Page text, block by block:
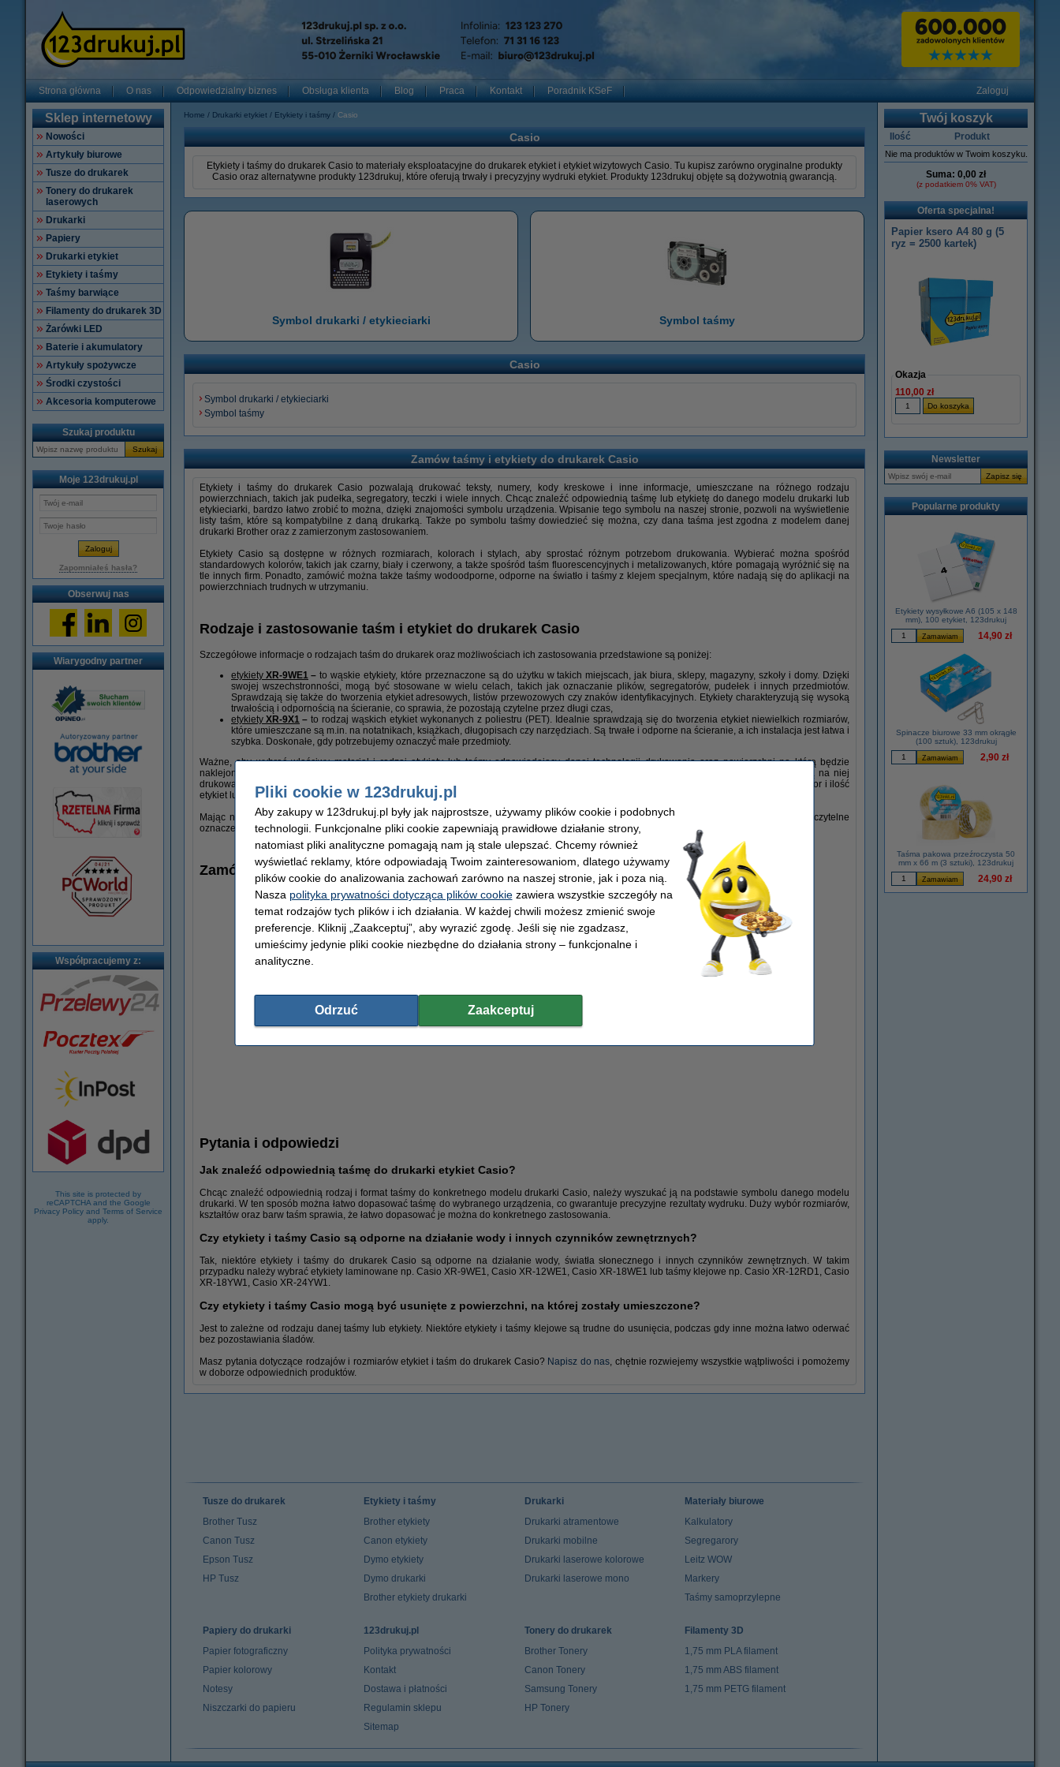
Strona główna O nas Odpowiedzialny biznes Obsługa klienta Blog Praca Kontakt Poradnik KSeF Zaloguj
Sklep internetowy
Nowości
Artykuły biurowe
Tusze do drukarek
Tonery do drukarek
laserowych
Drukarki
Papiery
Drukarki etykiet
Etykiety i taśmy
Taśmy barwiące
Filamenty do drukarek 3D
Żarówki LED
Baterie i akumulatory
Artykuły spożywcze
Środki czystości
Akcesoria komputerowe
Szukaj produktu
Szukaj
Moje 123drukuj.pl
Zapomniałeś hasła?
Obserwuj nas
Wiarygodny partner
Współpracujemy z:
This site is protected by
reCAPTCHA and the Google
Privacy Policy and Terms of Service
apply.
Home Drukarki etykiet Etykiety i taśmy Casio
Casio
Etykiety i taśmy do drukarek Casio to materiały eksploatacyjne do drukarek etykiet i etykiet wizytowych Casio. Tu kupisz zarówno oryginalne produkty
Casio oraz alternatywne produkty 123drukuj, które oferują trwały i precyzyjny wydruki etykiet. Produkty 123drukuj objęte są dożywotnią gwarancją.
Symbol drukarki / etykieciarki Symbol taśmy
Casio
Symbol drukarki / etykieciarki
Symbol taśmy
Zamów taśmy i etykiety do drukarek Casio
Etykiety i taśmy do drukarek Casio pozwalają drukować teksty, numery, kody kreskowe i inne informacje, umieszczane na różnego rodzaju
powierzchniach, takich jak pudełka, segregatory, teczki i wiele innych. Chcąc znaleźć odpowiednią taśmę lub etykietę do danego modelu drukarki lub
etykieciarki, bardzo łatwo zrobić to można, dzięki znajomości symbolu urządzenia. Wpisanie tego symbolu na naszej stronie, pozwoli na wyświetlenie
listy taśm, które są kompatybilne z daną drukarką. Także po symbolu taśmy dowiedzieć się można, czy dana taśma jest zgodna z modelem danej
drukarki Brother oraz z zamierzonym zastosowaniem.
Etykiety Casio są dostępne w różnych rozmiarach, kolorach i stylach, aby sprostać różnym potrzebom drukowania. Wybierać można spośród
standardowych kolorów, takich jak czarny, biały i czerwony, a także spośród taśm fluorescencyjnych i metalizowanych, które pomagają wyróżnić się na
tle innych firm. Ponadto, zamówić można także taśmy wodoodporne, odporne na światło i taśmy z klejem specjalnym, które nadają się do aplikacji na
powierzchniach trudnych w utrzymaniu.
Rodzaje i zastosowanie taśm i etykiet do drukarek Casio
Szczegółowe informacje o rodzajach taśm do drukarek oraz możliwościach ich zastosowania przedstawione są poniżej:
etykiety XR-9WE1 – to wąskie etykiety, które przeznaczone są do użytku w takich miejscach, jak biura, sklepy, magazyny, szkoły i domy. Dzięki
swojej wszechstronności, mogą być stosowane w wielu celach, takich jak oznaczanie plików, segregatorów, pudełek i innych przedmiotów.
Sprawdzają się także do tworzenia etykiet adresowych, listów przewozowych czy znaków identyfikacyjnych. Etykiety charakteryzują się wysoką
trwałością i odpornością na ścieranie, co sprawia, że pozostają czytelne przez długi czas,
etykiety XR-9X1 – to rodzaj wąskich etykiet wykonanych z poliestru (PET). Idealnie sprawdzają się do tworzenia etykiet niewielkich rozmiarów,
które umieszczane są m.in. na notatnikach, książkach, długopisach czy narzędziach. Są trwałe i odporne na ścieranie, a ich instalacja jest łatwa i
szybka. Doskonałe, gdy potrzebujemy oznaczyć małe przedmioty.
Ważne, aby wybrać właściwy materiał i rodzaj etykiety lub taśmy odpowiadający danej technologii drukowania oraz powierzchni na którą będzie
naklejona. Warto także zwrócić uwagę na warunki, w jakich będzie przechowywana etykieta lub taśma, oraz rodzaj informacji, które będą na niej
drukowane. Nie bez znaczenia są również parametry techniczne produktów, takie jak trwałość, odporność na czynniki zewnętrzne, rozmiar, kolor i ilość
etykiet lub taśm w opakowaniu.
Mając na uwadze wszystkie powyższe czynniki, wybrać można odpowiednią etykietę lub taśmę, która spełni wymagania i zapewni trwałe i czytelne
oznaczenia produktów lub innych elementów.
Zamów razem
Niszczarki Laminatory Długopisy
Pytania i odpowiedzi
Jak znaleźć odpowiednią taśmę do drukarki etykiet Casio?
Chcąc znaleźć odpowiednią rodzaj i format taśmy do konkretnego modelu drukarki Casio, należy wyszukać ją na podstawie symbolu danego modelu
drukarki. W ten sposób można łatwo dopasować taśmę do wybranego urządzenia, co gwarantuje precyzyjne rezultaty wydruku. Duży wybór rozmiarów,
kształtów oraz barw taśm sprawia, że łatwo dopasować je można do konkretnego zastosowania.
Czy etykiety i taśmy Casio są odporne na działanie wody i innych czynników zewnętrznych?
Tak, niektóre etykiety i taśmy do drukarek Casio są odporne na działanie wody, światła słonecznego i innych czynników zewnętrznych. W takim
przypadku należy wybrać etykiety laminowane np. Casio XR-9WE1, Casio XR-12WE1, Casio XR-18WE1 lub taśmy klejowe np. Casio XR-12RD1, Casio
XR-18YW1, Casio XR-24YW1.
Czy etykiety i taśmy Casio mogą być usunięte z powierzchni, na której zostały umieszczone?
Jest to zależne od rodzaju danej taśmy lub etykiety. Niektóre etykiety i taśmy klejowe są trudne do usunięcia, podczas gdy inne można łatwo oderwać
bez pozostawiania śladów.
Masz pytania dotyczące rodzajów i rozmiarów etykiet i taśm do drukarek Casio? Napisz do nas, chętnie rozwiejemy wszystkie wątpliwości i pomożemy
w doborze odpowiednich produktów.
Twój koszyk
Ilość Produkt
Nie ma produktów w Twoim koszyku.
Suma: 0,00 zł
(z podatkiem 0% VAT)
Oferta specjalna!
Papier ksero A4 80 g (5
ryz = 2500 kartek)
Okazja
110,00 zł
Newsletter
Popularne produkty
Etykiety wysyłkowe A6 (105 x 148
mm), 100 etykiet, 123drukuj
14,90 zł
Spinacze biurowe 33 mm okrągłe
(100 sztuk), 123drukuj
2,90 zł
Taśma pakowa przeźroczysta 50
mm x 66 m (3 sztuki), 123drukuj
24,90 zł
Tusze do drukarek
Brother Tusz
Canon Tusz
Epson Tusz
HP Tusz
Etykiety i taśmy
Brother etykiety
Canon etykiety
Dymo etykiety
Dymo drukarki
Brother etykiety drukarki
Drukarki
Drukarki atramentowe
Drukarki mobilne
Drukarki laserowe kolorowe
Drukarki laserowe mono
Materiały biurowe
Kalkulatory
Segregarory
Leitz WOW
Markery
Taśmy samoprzylepne
Papiery do drukarki
Papier fotograficzny
Papier kolorowy
Notesy
Niszczarki do papieru
123drukuj.pl
Polityka prywatności
Kontakt
Dostawa i płatności
Regulamin sklepu
Sitemap
Tonery do drukarek
Brother Tonery
Canon Tonery
Samsung Tonery
HP Tonery
Filamenty 3D
1,75 mm PLA filament
1,75 mm ABS filament
1,75 mm PETG filament
Pliki cookie w 123drukuj.pl
Aby zakupy w 123drukuj.pl były jak najprostsze, używamy plików cookie i podobnych
technologii. Funkcjonalne pliki cookie zapewniają prawidłowe działanie strony,
natomiast pliki analityczne pomagają nam ją stale ulepszać. Chcemy również
wyświetlać reklamy, które odpowiadają Twoim zainteresowaniom, dlatego używamy
plików cookie do analizowania zachowań zarówno na naszej stronie, jak i poza nią.
Nasza polityka prywatności dotycząca plików cookiezawiera wszystkie szczegóły na
temat rodzajów tych plików i ich działania. W każdej chwili możesz zmienić swoje
preferencje. Kliknij „Zaakceptuj”, aby wyrazić zgodę. Jeśli się nie zgadzasz,
umieścimy jedynie pliki cookie niezbędne do działania strony – funkcjonalne i
analityczne.
Odrzuć Zaakceptuj